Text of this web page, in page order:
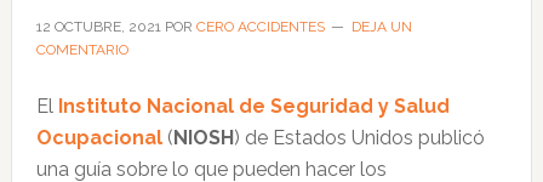
12 OCTUBRE, 2021POR CERO ACCIDENTES
DEJA UN
COMENTARIO
El Instituto Nacional de Seguridad y Salud
Ocupacional (NIOSH) de Estados Unidos publicó
una guía sobre lo que pueden hacer los